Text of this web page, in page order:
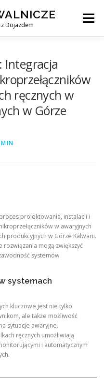
z Dojazdem
Menu
NASZE USŁUGI
Integracja
ręcznych w
w Górze
projektowania, instalacji i
w awaryjnych
produkcyjnych w Górze Kalwarii.
rozwiązania mogą zwiększyć
systemów
systemach
kluczowe jest nie tylko
ale także możliwość
sytuacje awaryjne.
ręcznych umożliwiają
i automatycznym